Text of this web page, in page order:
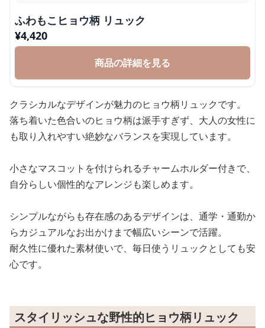
ふわもこヒョウ柄 リュック
¥4,420
商品の詳細を見る
クラシカルなデザインが魅力のヒョウ柄リュックです。
落ち着いた色合いのヒョウ柄は派手すぎず、大人の女性に
も取り入れやすい絶妙なバランスを実現しています。
小さなマスコットを付けられるチャームホルダー付きで、
自分らしい個性的なアレンジも楽しめます。
シンプルながらも存在感のあるデザインは、通学・通勤か
らカジュアルなお出かけまで幅広いシーンで活躍。
耐久性に優れた素材使いで、毎日使うリュックとしても安
心です。
スタイリッシュな野性的ヒョウ柄リュック